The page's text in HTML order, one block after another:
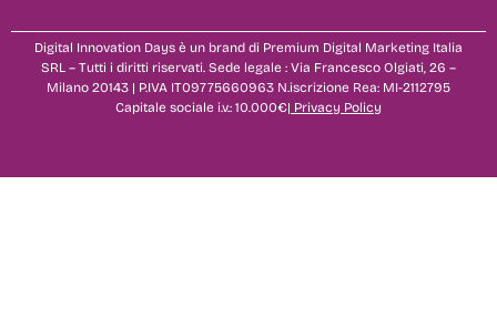
Digital Innovation Days è un brand di Premium Digital Marketing Italia
SRL – Tutti i diritti riservati. Sede legale : Via Francesco Olgiati, 26 –
Milano 20143 | P.IVA IT09775660963 N.iscrizione Rea: MI-2112795
Capitale sociale i.v.: 10.000€| Privacy Policy